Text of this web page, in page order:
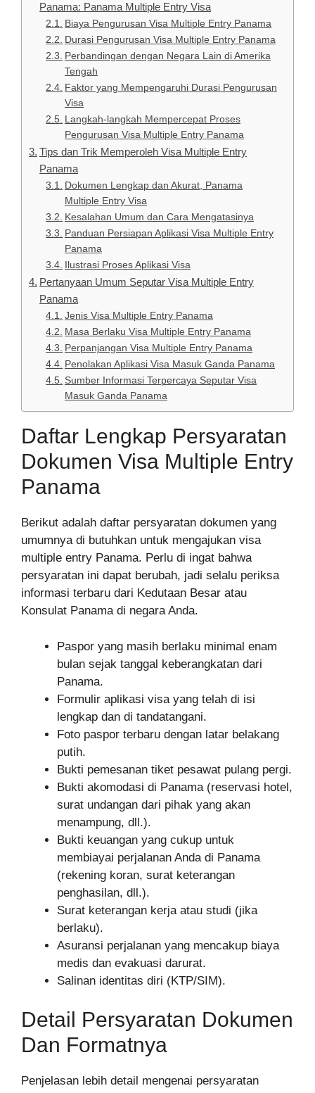
Panama: Panama Multiple Entry Visa
Biaya Pengurusan Visa Multiple Entry Panama
Durasi Pengurusan Visa Multiple Entry Panama
Perbandingan dengan Negara Lain di Amerika
Tengah
Faktor yang Mempengaruhi Durasi Pengurusan
Visa
Langkah-langkah Mempercepat Proses
Pengurusan Visa Multiple Entry Panama
Tips dan Trik Memperoleh Visa Multiple Entry
Panama
Dokumen Lengkap dan Akurat, Panama
Multiple Entry Visa
Kesalahan Umum dan Cara Mengatasinya
Panduan Persiapan Aplikasi Visa Multiple Entry
Panama
Ilustrasi Proses Aplikasi Visa
Pertanyaan Umum Seputar Visa Multiple Entry
Panama
Jenis Visa Multiple Entry Panama
Masa Berlaku Visa Multiple Entry Panama
Perpanjangan Visa Multiple Entry Panama
Penolakan Aplikasi Visa Masuk Ganda Panama
Sumber Informasi Terpercaya Seputar Visa
Masuk Ganda Panama
Daftar Lengkap Persyaratan
Dokumen Visa Multiple Entry
Panama
Berikut adalah daftar persyaratan dokumen yang
umumnya di butuhkan untuk mengajukan visa
multiple entry Panama. Perlu di ingat bahwa
persyaratan ini dapat berubah, jadi selalu periksa
informasi terbaru dari Kedutaan Besar atau
Konsulat Panama di negara Anda.
Paspor yang masih berlaku minimal enam
bulan sejak tanggal keberangkatan dari
Panama.
Formulir aplikasi visa yang telah di isi
lengkap dan di tandatangani.
Foto paspor terbaru dengan latar belakang
putih.
Bukti pemesanan tiket pesawat pulang pergi.
Bukti akomodasi di Panama (reservasi hotel,
surat undangan dari pihak yang akan
menampung, dll.).
Bukti keuangan yang cukup untuk
membiayai perjalanan Anda di Panama
(rekening koran, surat keterangan
penghasilan, dll.).
Surat keterangan kerja atau studi (jika
berlaku).
Asuransi perjalanan yang mencakup biaya
medis dan evakuasi darurat.
Salinan identitas diri (KTP/SIM).
Detail Persyaratan Dokumen
Dan Formatnya
Penjelasan lebih detail mengenai persyaratan